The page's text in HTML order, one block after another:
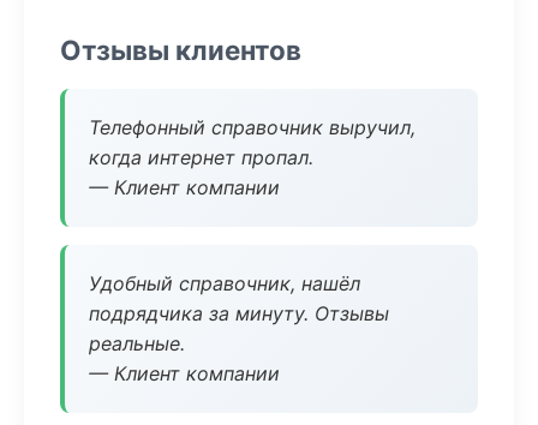
Отзывы клиентов
Телефонный справочник выручил,
когда интернет пропал.
— Клиент компании
Удобный справочник, нашёл
подрядчика за минуту. Отзывы
реальные.
— Клиент компании